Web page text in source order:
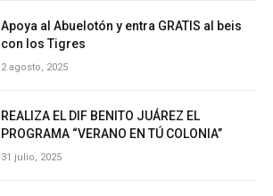
Apoya al Abuelotón y entra GRATIS al beis
con los Tigres
2 agosto, 2025
REALIZA EL DIF BENITO JUÁREZ EL
PROGRAMA “VERANO EN TÚ COLONIA”
31 julio, 2025